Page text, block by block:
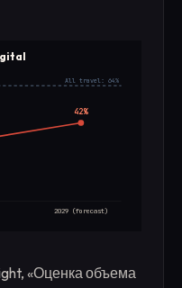
All travel: 64%
42%
2029 (forecast)
«Оценка объема